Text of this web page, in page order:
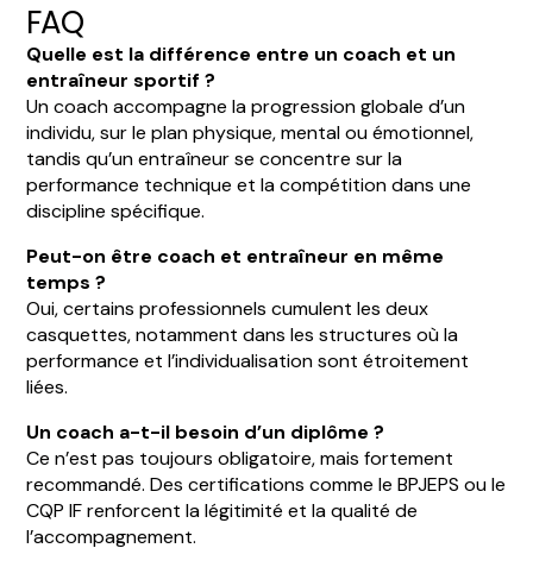
FAQ
Quelle est la différence entre un coach et un
entraîneur sportif ?
Un coach accompagne la progression globale d’un
individu, sur le plan physique, mental ou émotionnel,
tandis qu’un entraîneur se concentre sur la
performance technique et la compétition dans une
discipline spécifique.
Peut-on être coach et entraîneur en même
temps ?
Oui, certains professionnels cumulent les deux
casquettes, notamment dans les structures où la
performance et l’individualisation sont étroitement
liées.
Un coach a-t-il besoin d’un diplôme ?
Ce n’est pas toujours obligatoire, mais fortement
recommandé. Des certifications comme le BPJEPS ou le
CQP IF renforcent la légitimité et la qualité de
l’accompagnement.